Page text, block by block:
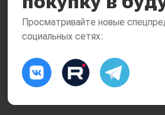
Просматривайте новые
социальных сетях: